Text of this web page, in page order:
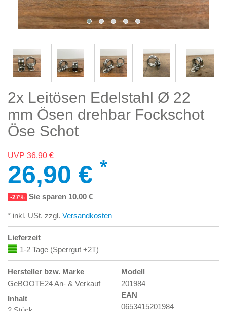
2x Leitösen Edelstahl Ø 22
mm Ösen drehbar Fockschot
Öse Schot
UVP 36,90 €
26,90 € *
-27% Sie sparen 10,00 €
* inkl. USt. zzgl. Versandkosten
Lieferzeit
1-2 Tage (Sperrgut +2T)
Hersteller bzw. Marke
GeBOOTE24 An- & Verkauf
Inhalt
Modell
201984
EAN
0653415201984